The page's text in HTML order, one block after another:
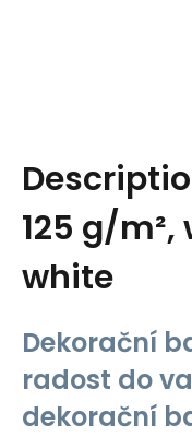
125 g/
white
Dekorační
radost do
dekorační